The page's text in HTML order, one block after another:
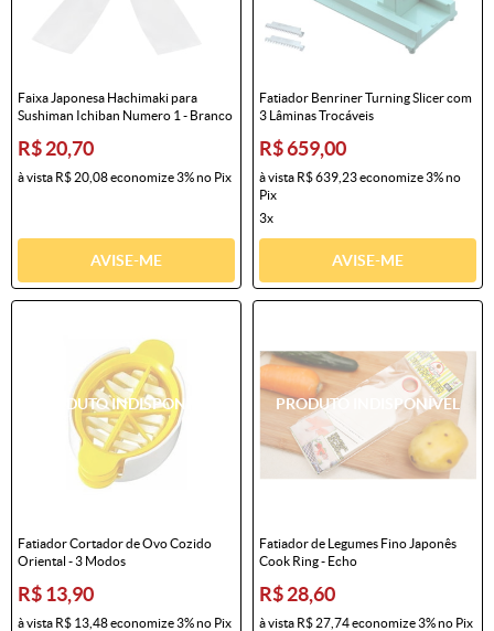
Faixa Japonesa Hachimaki para
Sushiman Ichiban Numero 1 - Branco
R$ 20,70
à vista R$ 20,08economize3%no Pix
AVISE-ME
Fatiador Benriner Turning Slicer com
3 Lâminas Trocáveis
R$ 659,00
à vista R$ 639,23economize3%no
Pix
3x
AVISE-ME
Fatiador Cortador de Ovo Cozido
Oriental - 3 Modos
R$ 13,90
à vista R$ 13,48economize3%no Pix
Fatiador de Legumes Fino Japonês
Cook Ring - Echo
R$ 28,60
à vista R$ 27,74economize3%no Pix